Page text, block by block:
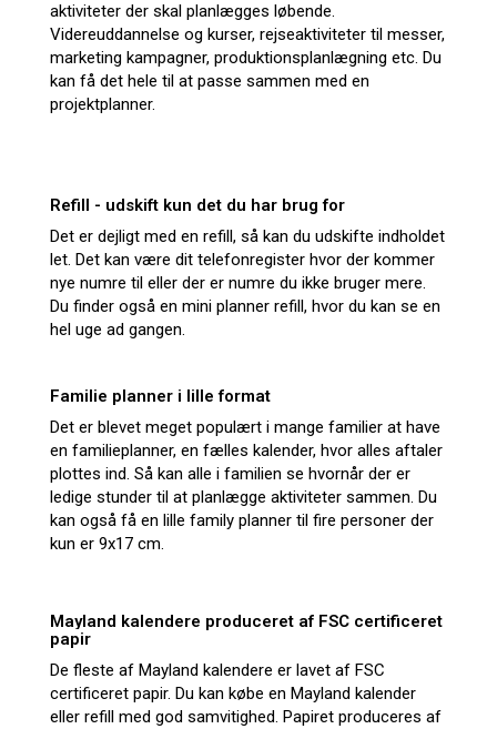
aktiviteter der skal planlægges løbende.
Videreuddannelse og kurser, rejseaktiviteter til messer,
marketing kampagner, produktionsplanlægning etc. Du
kan få det hele til at passe sammen med en
projektplanner.
Refill - udskift kun det du har brug for
Det er dejligt med en refill, så kan du udskifte indholdet
let. Det kan være dit telefonregister hvor der kommer
nye numre til eller der er numre du ikke bruger mere.
Du finder også en mini planner refill, hvor du kan se en
hel uge ad gangen.
Familie planner i lille format
Det er blevet meget populært i mange familier at have
en familieplanner, en fælles kalender, hvor alles aftaler
plottes ind. Så kan alle i familien se hvornår der er
ledige stunder til at planlægge aktiviteter sammen. Du
kan også få en lille family planner til fire personer der
kun er 9x17 cm.
Mayland kalendere produceret af FSC certificeret
papir
De fleste af Mayland kalendere er lavet af FSC
certificeret papir. Du kan købe en Mayland kalender
eller refill med god samvitighed. Papiret produceres af